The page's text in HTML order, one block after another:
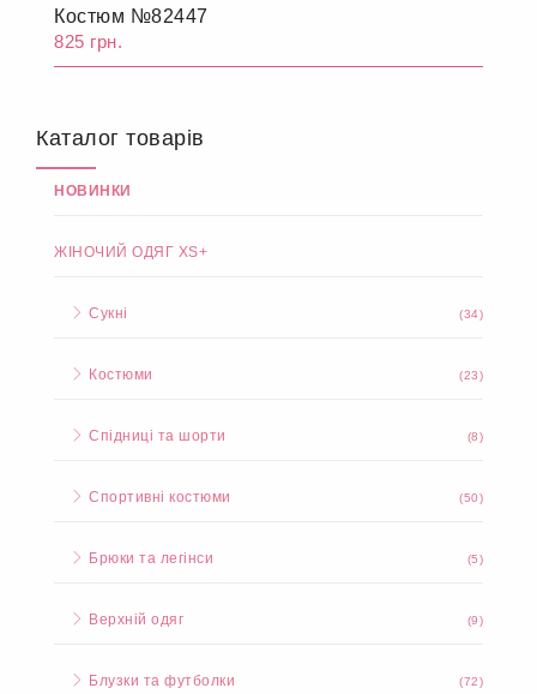
Костюм №82447
825 грн.
Каталог товарів
НОВИНКИ
ЖІНОЧИЙ ОДЯГ XS+
Сукні (34)
Костюми (23)
Спідниці та шорти (8)
Спортивні костюми (50)
Брюки та легінси (5)
Верхній одяг (9)
Блузки та футболки (72)